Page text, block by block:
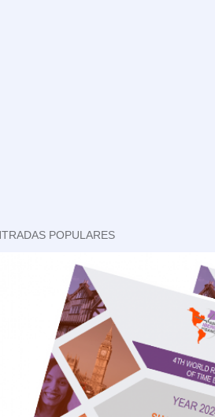
POPULARES